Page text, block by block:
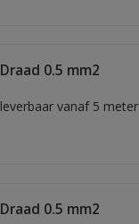
Draad 0.5 mm2
leverbaar vanaf 5 meter
Draad 0.5 mm2